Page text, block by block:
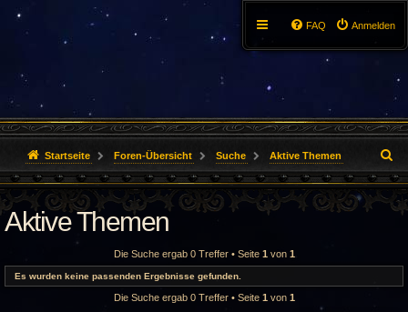
Anmelden
FAQ
Startseite Foren-Übersicht Suche Aktive Themen
u
c
Aktive Themen
Die Suche ergab 0 Treffer • Seite 1 von 1
Es wurden keine passenden Ergebnisse gefunden.
Die Suche ergab 0 Treffer • Seite 1 von 1